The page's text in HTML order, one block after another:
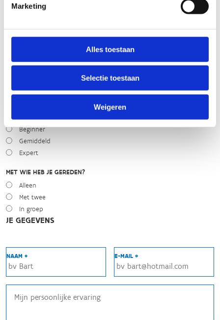
Marketing
Alles toestaan
Selectie toestaan
Weigeren
slecht
WEER
Zonnig
Winters
Beginner
Gemiddeld
Expert
MET WIE HEB JE GEREDEN?
Alleen
Met twee
In groep
JE GEGEVENS
NAAM * E-MAIL *